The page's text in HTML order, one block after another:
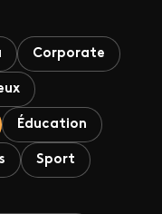
Corporate
Éducation
Sport